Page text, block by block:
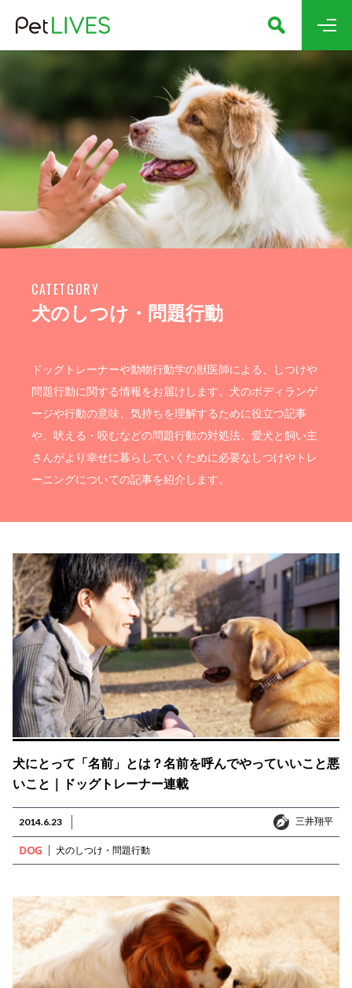
CATETGORY
犬のしつけ・問題行動
ドッグトレーナーや動物行動学の獣医師による、しつけや
問題行動に関する情報をお届けします。犬のボディランゲ
ージや行動の意味、気持ちを理解するために役立つ記事
や、吠える・咬むなどの問題行動の対処法、愛犬と飼い主
さんがより幸せに暮らしていくために必要なしつけやトレ
ーニングについての記事を紹介します。
犬にとって「名前」とは？名前を呼んでやっていいこと悪
いこと｜ドッグトレーナー連載
2014.6.23 三井翔平
三井翔平
DOG 犬のしつけ・問題行動